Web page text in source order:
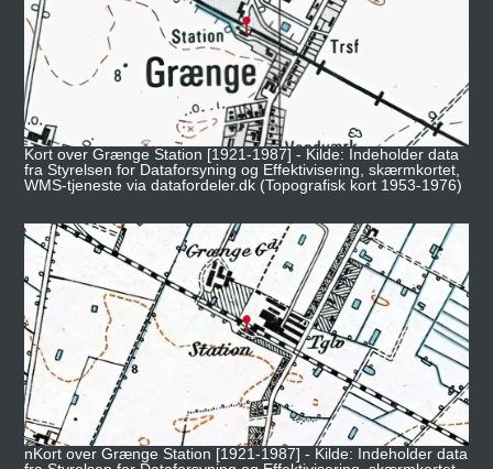
Kort over Grænge Station [1921-1987] - Kilde: Indeholder data
fra Styrelsen for Dataforsyning og Effektivisering, skærmkortet,
WMS-tjeneste via datafordeler.dk (Topografisk kort 1953-1976)
nKort over Grænge Station [1921-1987] - Kilde: Indeholder data